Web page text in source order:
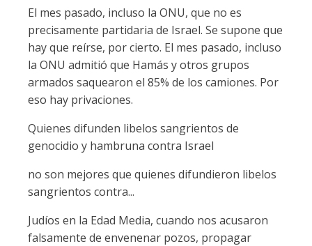
El mes pasado, incluso la ONU, que no es
precisamente partidaria de Israel. Se supone que
hay que reírse, por cierto. El mes pasado, incluso
la ONU admitió que Hamás y otros grupos
armados saquearon el 85% de los camiones. Por
eso hay privaciones.
Quienes difunden libelos sangrientos de
genocidio y hambruna contra Israel
no son mejores que quienes difundieron libelos
sangrientos contra...
Judíos en la Edad Media, cuando nos acusaron
falsamente de envenenar pozos, propagar